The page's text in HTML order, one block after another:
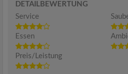
DETAILBEWERTUNG
Service
Essen
Preis/Leistung